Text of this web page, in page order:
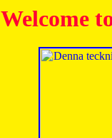
Welcome